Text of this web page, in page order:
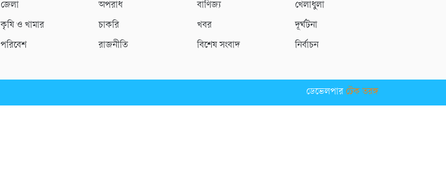
জেলা
অপরাধ বাণিজ্য
খেলাধুলা
কৃষি ও খামার
চাকরি খবর
দূর্ঘটনা
পরিবেশ
রাজনীতি বিশেষ সংবাদ নির্বাচন
ডেভেলপার টেক তরঙ্গ